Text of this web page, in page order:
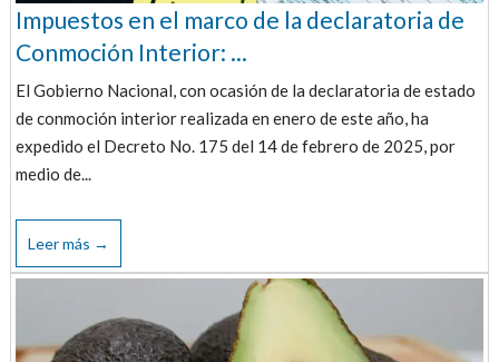
Impuestos en el marco de la declaratoria de
Conmoción Interior: ...
El Gobierno Nacional, con ocasión de la declaratoria de estado
de conmoción interior realizada en enero de este año, ha
expedido el Decreto No. 175 del 14 de febrero de 2025, por
medio de...
Leer más →